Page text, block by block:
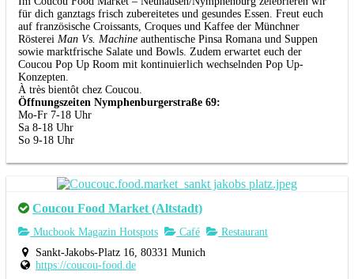
für dich ganztags frisch zubereitetes und gesundes Essen. Freut euch
auf französische Croissants, Croques und Kaffee der Münchner
Rösterei Man Vs. Machine authentische Pinsa Romana und Suppen
sowie marktfrische Salate und Bowls. Zudem erwartet euch der
Coucou Pop Up Room mit kontinuierlich wechselnden Pop Up-
Konzepten.
À très bientôt chez Coucou.
Öffnungszeiten Nymphenburgerstraße 69:
Mo-Fr 7-18 Uhr
Sa 8-18 Uhr
So 9-18 Uhr
Coucou Food Market (Altstadt)
Mucbook Magazin Hotspots Café
Restaurant
Sankt-Jakobs-Platz 16, 80331 Munich
https://coucou-food.de